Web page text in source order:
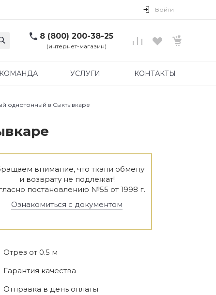
Войти
8 (800) 200-38-25
(интернет-магазин)
КОМАНДА УСЛУГИ КОНТАКТЫ
однотонный в Сыктывкаре
внимание, что ткани обмену
и возврату не подлежат!
постановлению №55 от 1998 г.
Ознакомиться с документом
Отрез от 0.5 м
Гарантия качества
Отправка в день оплаты